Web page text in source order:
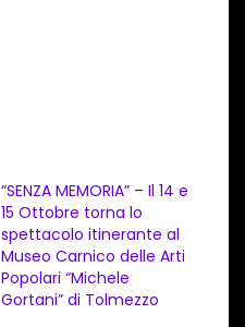
“SENZA MEMORIA” – Il 14 e
15 Ottobre torna lo
spettacolo itinerante al
Museo Carnico delle Arti
Popolari “Michele
Gortani” di Tolmezzo